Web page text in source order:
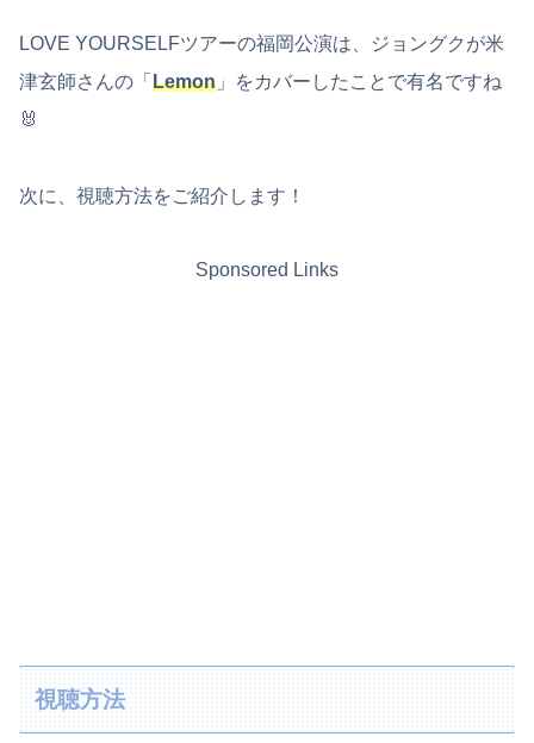
LOVE YOURSELFツアーの福岡公演は、ジョングクが米
津玄師さんの「 Lemon 」をカバーしたことで有名ですね
🐰
次に、視聴方法をご紹介します！
Sponsored Links
視聴方法